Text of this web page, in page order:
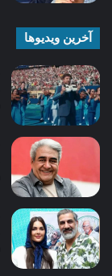
آخرین ویدیوها